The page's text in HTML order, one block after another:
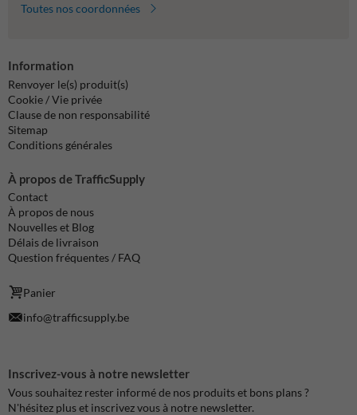
Toutes nos coordonnées
Information
Renvoyer le(s) produit(s)
Cookie / Vie privée
Clause de non responsabilité
Sitemap
Conditions générales
À propos de TrafficSupply
Contact
À propos de nous
Nouvelles et Blog
Délais de livraison
Question fréquentes / FAQ
Panier
info@trafficsupply.be
Inscrivez-vous à notre newsletter
Vous souhaitez rester informé de nos produits et bons plans ?
N'hésitez plus et inscrivez vous à notre newsletter.